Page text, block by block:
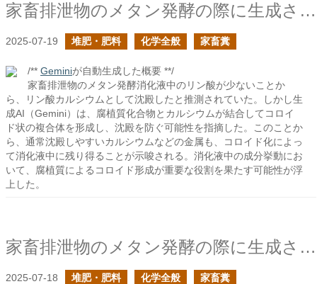
家畜排泄物のメタン発酵の際に生成される消化液で沈殿しやすい金属は残るか？
2025-07-19 堆肥・肥料 化学全般 家畜糞
/** Geminiが自動生成した概要 **/
家畜排泄物のメタン発酵消化液中のリン酸が少ないことか
ら、リン酸カルシウムとして沈殿したと推測されていた。しかし生
成AI（Gemini）は、腐植質化合物とカルシウムが結合してコロイ
ド状の複合体を形成し、沈殿を防ぐ可能性を指摘した。このことか
ら、通常沈殿しやすいカルシウムなどの金属も、コロイド化によっ
て消化液中に残り得ることが示唆される。消化液中の成分挙動にお
いて、腐植質によるコロイド形成が重要な役割を果たす可能性が浮
上した。
家畜排泄物のメタン発酵の際に生成される消化液に含まれるリン酸は何だ？
2025-07-18 堆肥・肥料 化学全般 家畜糞